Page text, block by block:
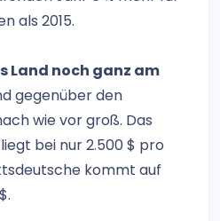
als 2015.
Land noch ganz am
gegenüber den
wie vor groß. Das
bei nur 2.500 $ pro
kommt auf